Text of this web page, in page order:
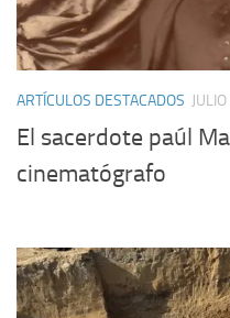
ARTÍCULOS DESTACADOS
El sacerdote paúl
cinematógrafo